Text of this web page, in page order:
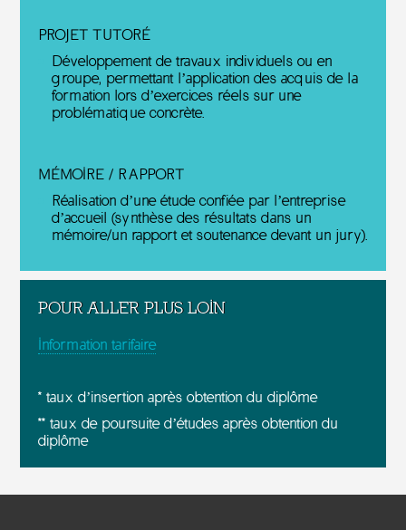
PROJET TUTORÉ
Développement de travaux individuels ou en
groupe, permettant l’application des acquis de la
formation lors d’exercices réels sur une
problématique concrète.
MÉMOIRE / RAPPORT
Réalisation d’une étude confiée par l’entreprise
d’accueil (synthèse des résultats dans un
mémoire/un rapport et soutenance devant un jury).
POUR ALLER PLUS LOIN
Information tarifaire
* taux d’insertion après obtention du diplôme
** taux de poursuite d’études après obtention du
diplôme